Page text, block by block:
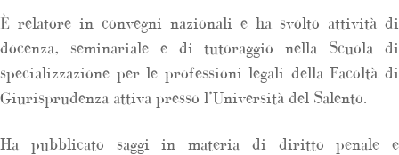
È relatore in convegni nazionali e ha svolto attività di
docenza, seminariale e di tutoraggio nella Scuola di
specializzazione per le professioni legali della Facoltà di
Giurisprudenza attiva presso l’Università del Salento.
Ha pubblicato saggi in materia di diritto penale e